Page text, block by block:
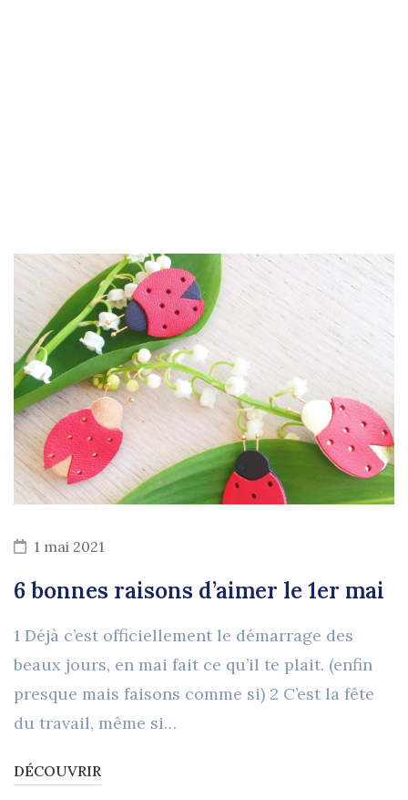
1 mai 2021
6 bonnes raisons d’aimer le 1er mai
1 Déjà c’est officiellement le démarrage des
beaux jours, en mai fait ce qu’il te plait. (enfin
presque mais faisons comme si) 2 C’est la fête
du travail, même si…
DÉCOUVRIR